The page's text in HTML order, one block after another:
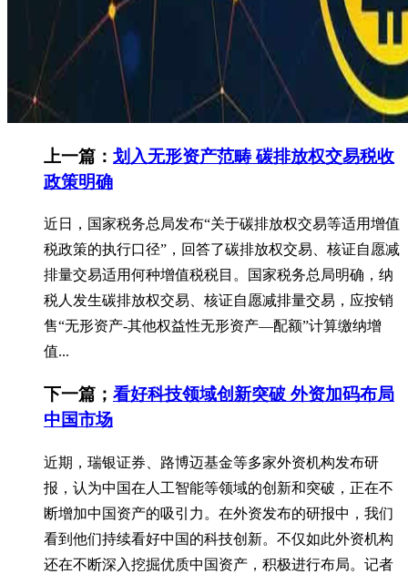
上一篇： 划入无形资产范畴 碳排放权交易税收
政策明确
近日，国家税务总局发布“关于碳排放权交易等适用增值
税政策的执行口径”，回答了碳排放权交易、核证自愿减
排量交易适用何种增值税税目。国家税务总局明确，纳
税人发生碳排放权交易、核证自愿减排量交易，应按销
售“无形资产-其他权益性无形资产—配额”计算缴纳增
值...
下一篇； 看好科技领域创新突破 外资加码布局
中国市场
近期，瑞银证券、路博迈基金等多家外资机构发布研
报，认为中国在人工智能等领域的创新和突破，正在不
断增加中国资产的吸引力。在外资发布的研报中，我们
看到他们持续看好中国的科技创新。不仅如此外资机构
还在不断深入挖掘优质中国资产，积极进行布局。记者